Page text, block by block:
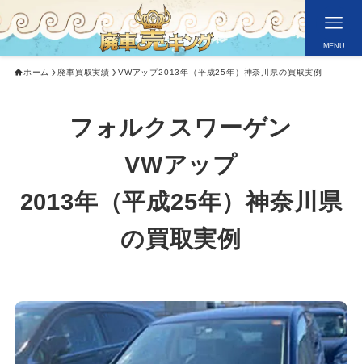
MENU
ホーム 廃車買取実績 VWアップ2013年（平成25年）神奈川県の買取実例
フォルクスワーゲン
VWアップ
2013年（平成25年）神奈川県
の買取実例